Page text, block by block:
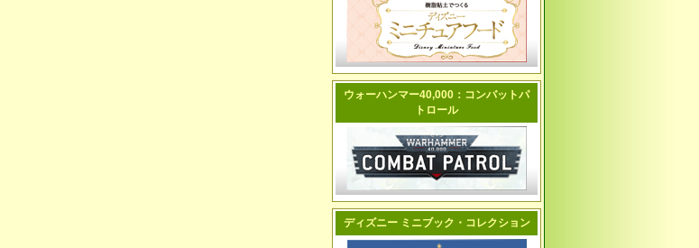
ウォーハンマー40,000：コンバットパ
トロール
ディズニー ミニブック・コレクション